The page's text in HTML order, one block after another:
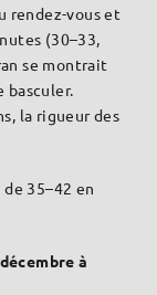
rendez-vous et
(30–33,
se montrait
basculer.
la rigueur des
35–42 en
à